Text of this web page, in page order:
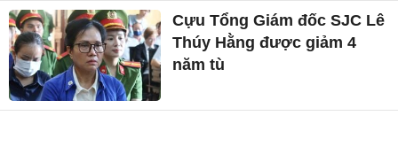
Cựu Tổng Giám đốc SJC Lê
Thúy Hằng được giảm 4
năm tù